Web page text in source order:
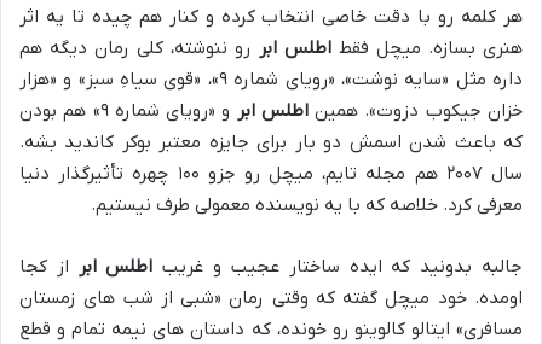
هر کلمه رو با دقت خاصی انتخاب کرده و کنار هم چیده تا یه اثر
هنری بسازه. میچل فقطاطلس ابر رو ننوشته، کلی رمان دیگه هم
داره مثل «سایه نوشت»، «رویای شماره ۹»، «قوی سیاهِ سبز» و «هزار
خزان جیکوب دزوت». همیناطلس ابر
و «رویای شماره ۹» هم بودن
که باعث شدن اسمش دو بار برای جایزه معتبر بوکر کاندید بشه.
سال ۲۰۰۷ هم مجله تایم، میچل رو جزو ۱۰۰ چهره تأثیرگذار دنیا
معرفی کرد. خلاصه که با یه نویسنده معمولی طرف نیستیم.
جالبه بدونید که ایده ساختار عجیب و غریب اطلس ابر از کجا
اومده. خود میچل گفته که وقتی رمان «شبی از شب های زمستان
مسافری» ایتالو کالوینو رو خونده، که داستان های نیمه تمام و قطع